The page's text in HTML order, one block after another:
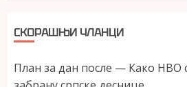
СКОРАШЊИ ЧЛАНЦИ
План за дан после — Како НВО